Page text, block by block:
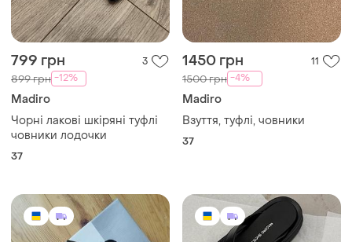
799 грн 3
899 грн -12%
Madiro
Чорні лакові шкіряні туфлі
човники лодочки
37
1450 грн 11
1500 грн -4%
Madiro
Взуття, туфлі, човники
37